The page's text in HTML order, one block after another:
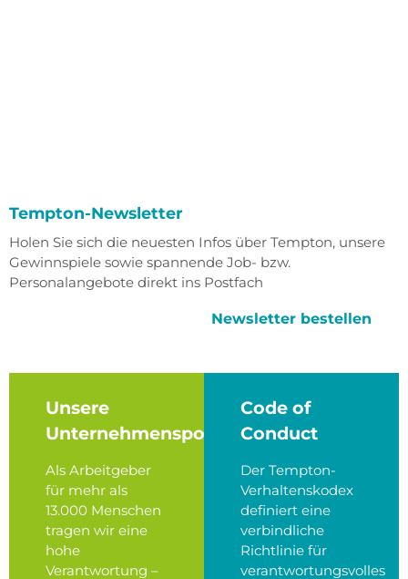
Tempton-Newsletter
Holen Sie sich die neuesten Infos über Tempton, unsere
Gewinnspiele sowie spannende Job- bzw.
Personalangebote direkt ins Postfach
Newsletter bestellen
Unsere
Unternehmenspolitik
Als Arbeitgeber
für mehr als
13.000 Menschen
tragen wir eine
hohe
Verantwortung –
Code of
Conduct
Der Tempton-
Verhaltenskodex
definiert eine
verbindliche
Richtlinie für
verantwortungsvolles